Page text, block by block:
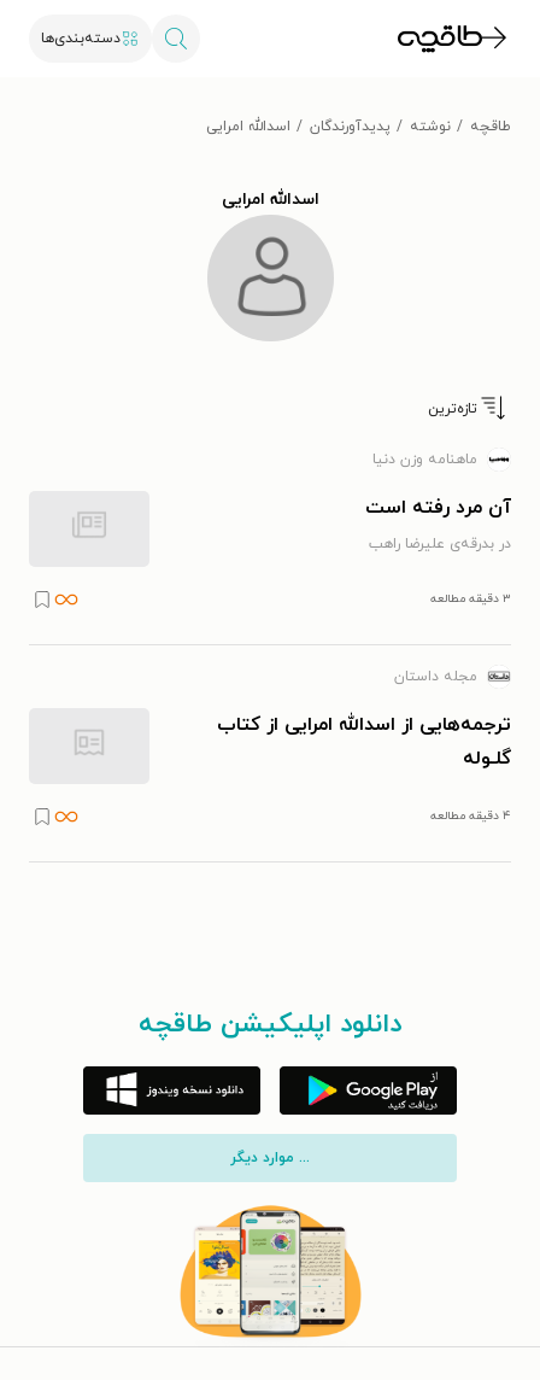
دسته‌بندی‌ها
طاقچه نوشته پدیدآورندگان اسدالله امرایی
اسدالله امرایی
تازه‌ترین
ماهنامه وزن دنیا
آن مرد رفته است
در بدرقه‌ی علیرضا راهب
۳ دقیقه مطالعه
مجله داستان
ترجمه‌هایی از اسدالله امرایی از کتاب
گلـوله
۴ دقیقه مطالعه
دانلود اپلیکیشن طاقچه
... موارد دیگر